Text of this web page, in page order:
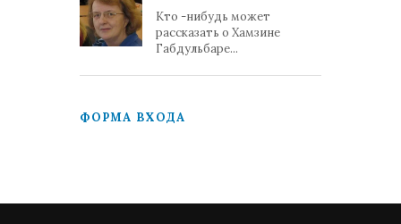
Кто -нибудь может
рассказать о Хамзине
Габдульбаре...
ФОРМА ВХОДА